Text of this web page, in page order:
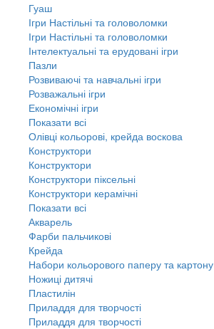
Гуаш
Ігри Настільні та головоломки
Ігри Настільні та головоломки
Інтелектуальні та ерудовані ігри
Пазли
Розвиваючі та навчальні ігри
Розважальні ігри
Економічні ігри
Показати всі
Олівці кольорові, крейда воскова
Конструктори
Конструктори
Конструктори піксельні
Конструктори керамічні
Показати всі
Акварель
Фарби пальчикові
Крейда
Набори кольорового паперу та картону
Ножиці дитячі
Пластилін
Приладдя для творчості
Приладдя для творчості